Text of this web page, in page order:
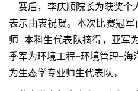
赛后，李庆顺院长为获奖个
表示由衷祝贺。本次比赛冠
师+本科生代表队摘得，亚军
季军为环境工程+环境管理+海
为生态学专业师生代表队。